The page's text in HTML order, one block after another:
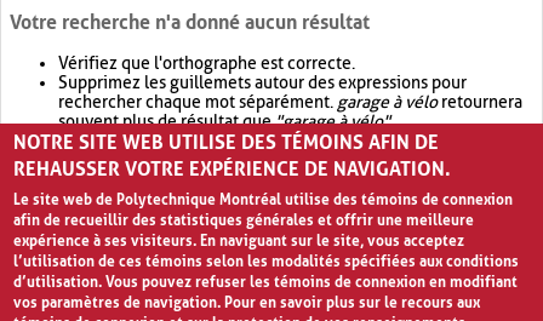
Votre recherche n'a donné aucun résultat
Vérifiez que l'orthographe est correcte.
Supprimez les guillemets autour des expressions pour
rechercher chaque mot séparément. garage à véloretournera
souvent plus de résultat que"garage à vélo".
Envisagez d'élargir votre recherche avec OR.garage OR vélo
retournera souvent plus de résultat quegarage à vélo
NOTRE SITE WEB UTILISE DES TÉMOINS AFIN DE
REHAUSSER VOTRE EXPÉRIENCE DE NAVIGATION.
Le site web de Polytechnique Montréal utilise des témoins de connexion
afin de recueillir des statistiques générales et offrir une meilleure
expérience à ses visiteurs. En naviguant sur le site, vous acceptez
l’utilisation de ces témoins selon les modalités spécifiées aux conditions
d’utilisation. Vous pouvez refuser les témoins de connexion en modifiant
vos paramètres de navigation. Pour en savoir plus sur le recours aux